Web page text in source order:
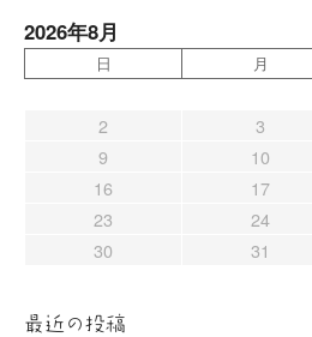
2026年8月
日 月
2 3
9
10
16
17
23
24
30
31
最近の投稿